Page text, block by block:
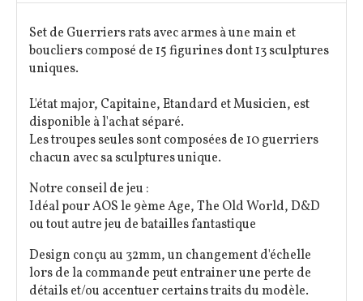
Set de Guerriers rats avec armes à une main et
boucliers composé de 15 figurines dont 13 sculptures
uniques.
L'état major, Capitaine, Etandard et Musicien, est
disponible à l'achat séparé.
Les troupes seules sont composées de 10 guerriers
chacun avec sa sculptures unique.
Notre conseil de jeu :
Idéal pour AOS le 9ème Age, The Old World, D&D
ou tout autre jeu de batailles fantastique
Design conçu au 32mm, un changement d'échelle
lors de la commande peut entrainer une perte de
détails et/ou accentuer certains traits du modèle.